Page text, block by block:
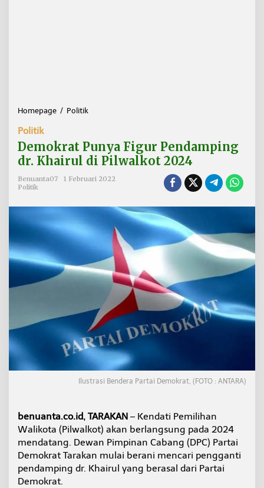
Homepage / Politik
o
k
r
u
y
F
g
u
e
n
d
a
m
n
r
.
K
a
i
Politik
Demokrat Punya Figur Pendamping
dr. Khairul di Pilwalkot 2024
Benuanta07
1 Februari 2022
Politik
Ilustrasi Bendera Partai Demokrat, (FOTO : ANTARA)
benuanta.co.id, TARAKAN – Kendati Pemilihan
Walikota (Pilwalkot) akan berlangsung pada 2024
mendatang. Dewan Pimpinan Cabang (DPC) Partai
Demokrat Tarakan mulai berani mencari pengganti
pendamping dr. Khairul yang berasal dari Partai
Demokrat.